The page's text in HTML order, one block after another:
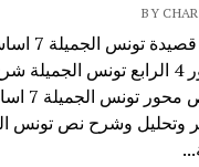
BY
شرح قصيدة تونس
المحور 4 الرابع تونس الجميلة
نصوص محور
وتحليل وشرح نص تونس